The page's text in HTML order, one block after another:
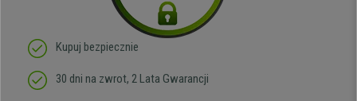
Kupuj bezpiecznie
30 dni na zwrot, 2 Lata Gwarancji